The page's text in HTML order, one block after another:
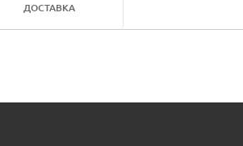
ДОСТАВКА